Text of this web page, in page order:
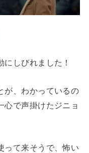
しびれました！
が、わかっているの
心で声掛けたジニョ
って来そうで、怖い